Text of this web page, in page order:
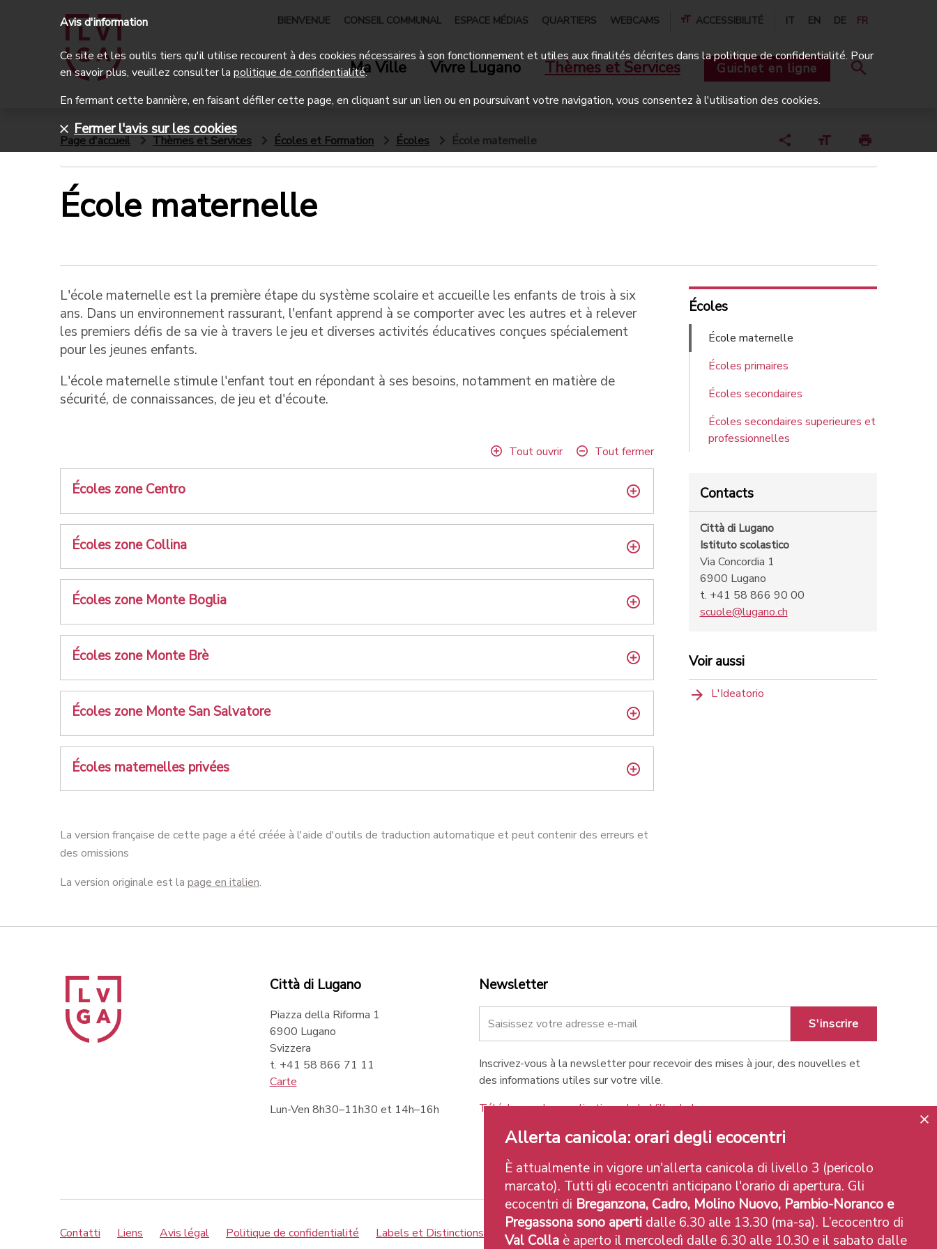
BIENVENUE CONSEIL COMMUNAL ESPACE MÉDIAS QUARTIERS WEBCAMS ACCESSIBILITÉ IT EN DE FR
Ma Ville Vivre Lugano Thèmes et Services Guichet en ligne
Page d'accueil Thèmes et Services Écoles et Formation Écoles École maternelle
École maternelle
L'école maternelle est la première étape du système scolaire et accueille les enfants de trois à six
ans. Dans un environnement rassurant, l'enfant apprend à se comporter avec les autres et à relever
les premiers défis de sa vie à travers le jeu et diverses activités éducatives conçues spécialement
pour les jeunes enfants.
L'école maternelle stimule l'enfant tout en répondant à ses besoins, notamment en matière de
sécurité, de connaissances, de jeu et d'écoute.
Tout ouvrir Tout fermer
Écoles zone Centro
Écoles zone Collina
Écoles zone Monte Boglia
Écoles zone Monte Brè
Écoles zone Monte San Salvatore
Écoles maternelles privées
La version française de cette page a été créée à l'aide d'outils de traduction automatique et peut contenir des erreurs et
des omissions
La version originale est la page en italien.
Écoles
École maternelle
Écoles primaires
Écoles secondaires
Écoles secondaires superieures et
professionnelles
Contacts
Città di Lugano
Istituto scolastico
Via Concordia 1
6900 Lugano
t. +41 58 866 90 00
scuole@lugano.ch
Voir aussi
L'Ideatorio
Città di Lugano
Piazza della Riforma 1
6900 Lugano
Svizzera
t. +41 58 866 71 11
Carte
Lun-Ven 8h30–11h30 et 14h–16h
Newsletter
S'inscrire
Inscrivez-vous à la newsletter pour recevoir des mises à jour, des nouvelles et
des informations utiles sur votre ville.
Téléchargez les applications de la Ville de Lugano
Contatti Liens Avis légal Politique de confidentialité Labels et Distinctions
Credits
Allerta canicola: orari degli ecocentri
È attualmente in vigore un'allerta canicola di livello 3 (pericolo
marcato). Tutti gli ecocentri anticipano l'orario di apertura. Gli
ecocentri di Breganzona, Cadro, Molino Nuovo, Pambio-Noranco e
Pregassona sono aperti dalle 6.30 alle 13.30 (ma-sa). L’ecocentro di
Val Colla è aperto il mercoledì dalle 6.30 alle 10.30 e il sabato dalle
Avis d'information
Ce site et les outils tiers qu'il utilise recourent à des cookies nécessaires à son fonctionnement et utiles aux finalités décrites dans la politique de confidentialité. Pour
en savoir plus, veuillez consulter la politique de confidentialité.
En fermant cette bannière, en faisant défiler cette page, en cliquant sur un lien ou en poursuivant votre navigation, vous consentez à l'utilisation des cookies.
Fermer l'avis sur les cookies